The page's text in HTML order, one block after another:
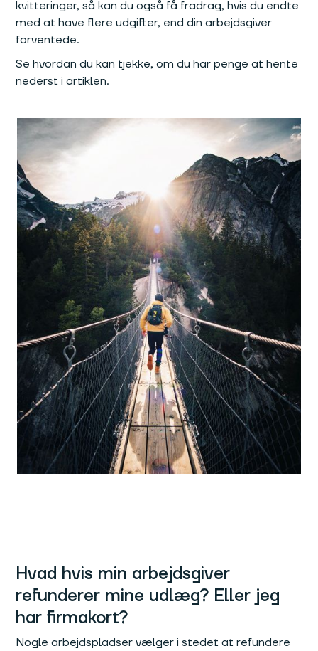
kvitteringer, så kan du også få fradrag, hvis du endte
med at have flere udgifter, end din arbejdsgiver
forventede.
Se hvordan du kan tjekke, om du har penge at hente
nederst i artiklen.
Hvad hvis min arbejdsgiver
refunderer mine udlæg? Eller jeg
har firmakort?
Nogle arbejdspladser vælger i stedet at refundere